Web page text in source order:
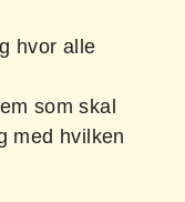
hvor alle
som skal
med hvilken